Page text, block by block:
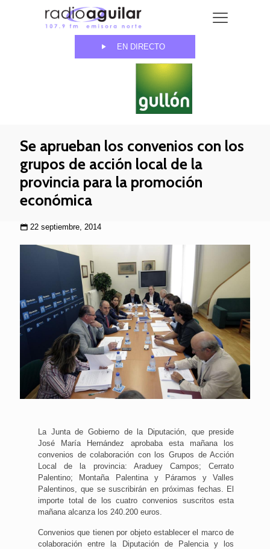
EN DIRECTO
Se aprueban los convenios con los
grupos de acción local de la
provincia para la promoción
económica
22 septiembre, 2014
La Junta de Gobierno de la Diputación, que preside
José María Hernández aprobaba esta mañana los
convenios de colaboración con los Grupos de Acción
Local de la provincia: Araduey Campos; Cerrato
Palentino; Montaña Palentina y Páramos y Valles
Palentinos, que se suscribirán en próximas fechas. El
importe total de los cuatro convenios suscritos esta
mañana alcanza los 240.200 euros.
Convenios que tienen por objeto establecer el marco de
colaboración entre la Diputación de Palencia y los